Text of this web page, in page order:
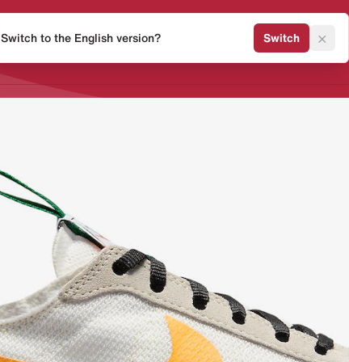
Release Kalender Sneaker
Switch to the English version? Switch ×